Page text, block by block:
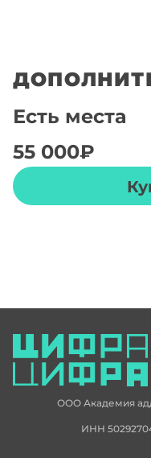
Есть места
55 000₽
ООО Академия
ИНН